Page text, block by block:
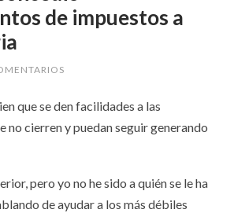
de impuestos a
que se den facilidades a las
no cierren y puedan seguir generando
pero yo no he sido a quién se le ha
de ayudar a los más débiles